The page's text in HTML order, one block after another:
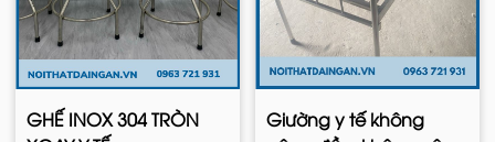
GHẾ INOX 304 TRÒN
Giường y tế không